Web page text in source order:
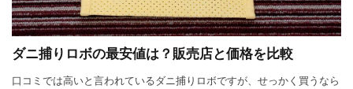
ダニ捕りロボの最安値は？販売店と価格を比較
口コミでは高いと言われているダニ捕りロボですが、せっかく買うなら